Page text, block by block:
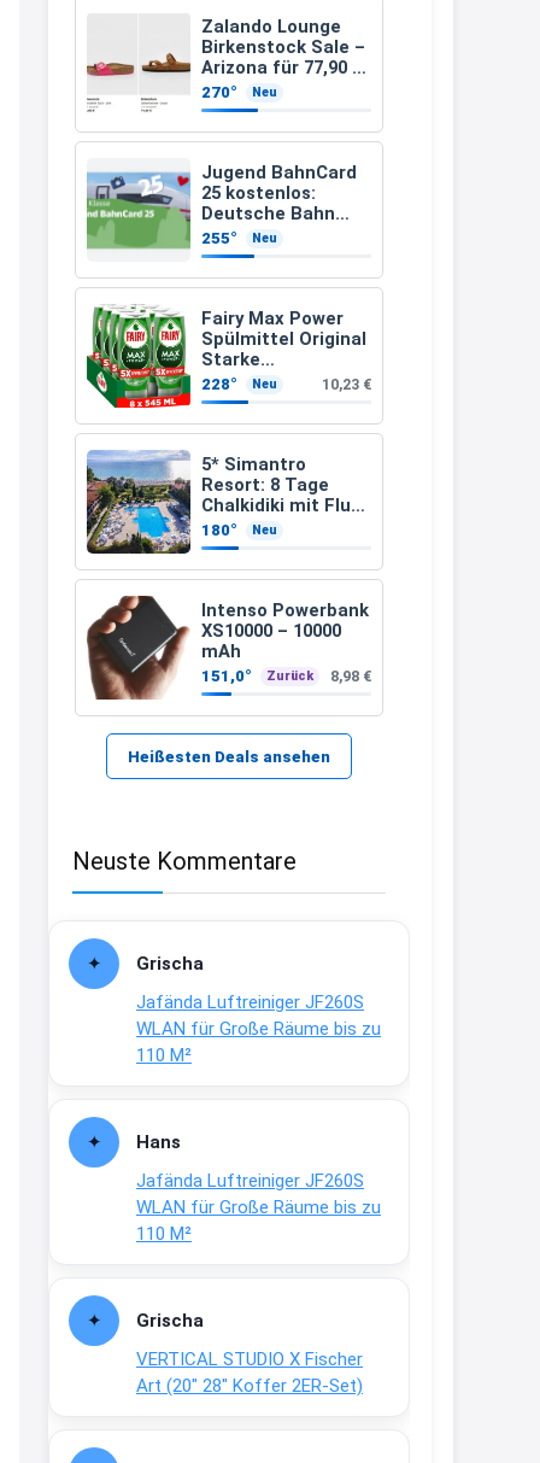
Zalando Lounge
Birkenstock Sale –
Arizona für 77,90 €
statt 120 €
270° Neu
Jugend BahnCard
25 kostenlos:
Deutsche Bahn
verschenkt
BahnCard an
Kinder und
Jugendliche
255° Neu
Fairy Max Power
Spülmittel Original
Starke
Fettlösekraft
(8x545ml)
228° Neu 10,23 €
5* Simantro
Resort: 8 Tage
Chalkidiki mit Flug
& Frühstück für
389 €
180° Neu
Intenso Powerbank
XS10000 – 10000
mAh
151,0° Zurück 8,98 €
Heißesten Deals ansehen
Neuste Kommentare
Grischa
Jafända Luftreiniger JF260S
WLAN für Große Räume bis zu
110 M²
Hans
Jafända Luftreiniger JF260S
WLAN für Große Räume bis zu
110 M²
Grischa
VERTICAL STUDIO X Fischer
Art (20″ 28″ Koffer 2ER-Set)
müsste schon stornieren und
nochmal bestellen, da man
Rabattcodes oder auch
Warenkorb oder an der Kasse
VOR dem Kauf einlösen kann.
17:06
↩
Och siche den Gutschein
fürmeggelebaguetts
Kerstin
Meggle bagett Gutschein code
21:37
↩
Kerstin
Bei EDEKA
↩
29.07www.haribo.com/de-
↩
Joachim
Ab diesem Jahr gibt es keine
Fielmann-Blinkis mehr / wurde
www.fielmann-
group.com/blinkis...
13:44
dich zu sehen, alles gut?
15:01